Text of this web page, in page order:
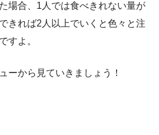
場合、1人では食べきれない量が
きれば2人以上でいくと色々と注
すよ。
ーから見ていきましょう！